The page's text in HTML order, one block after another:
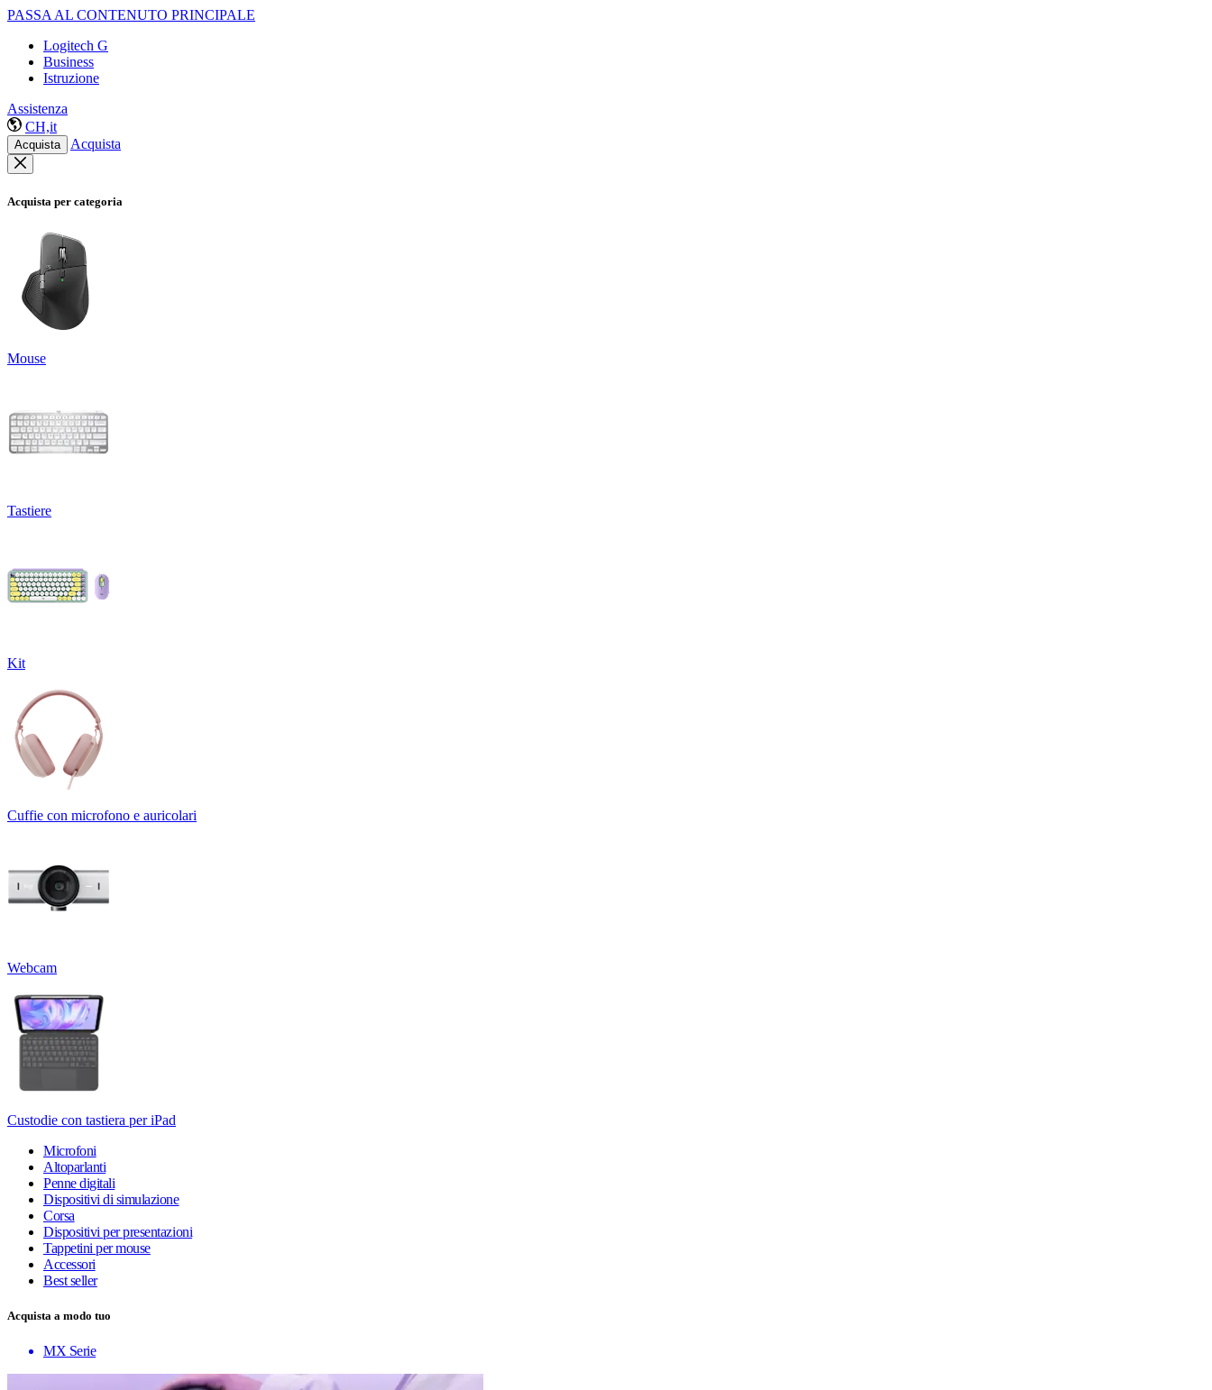
PASSA AL CONTENUTO PRINCIPALE
Logitech G
Business
Istruzione
Assistenza
CH,it
Acquista Acquista
Acquista per categoria
Mouse
Tastiere
Kit
Cuffie con microfono e auricolari
Webcam
Custodie con tastiera per iPad
Microfoni
Altoparlanti
Penne digitali
Dispositivi di simulazione
Corsa
Dispositivi per presentazioni
Tappetini per mouse
Accessori
Best seller
Acquista a modo tuo
MX Serie